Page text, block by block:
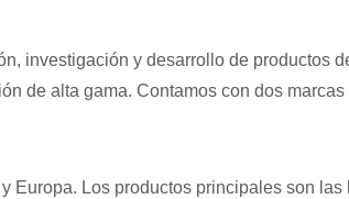
investigación y desarrollo de productos
de alta gama. Contamos con dos
Europa. Los productos principales son